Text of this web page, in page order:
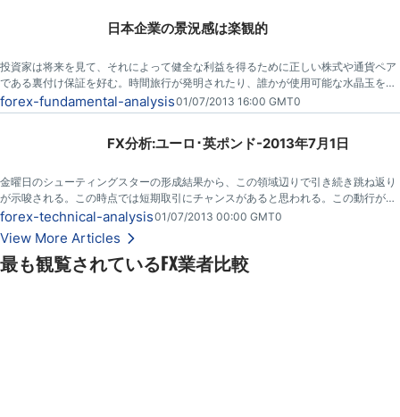
最も観覧されているFX業者比較
日本企業の景況感は楽観的
投資家は将来を見て、それによって健全な利益を得るために正しい株式や通貨ペア
である裏付け保証を好む。時間旅行が発明されたり、誰かが使用可能な水晶玉を考
え出すまで、目先の広いストロークの感覚を得るための自由で最高のツールはビジ
ネス意見の調査である。
forex-fundamental-analysis01/07/2013 16:00 GMT0
FX分析:ユーロ･英ポンド-2013年7月1日
金曜日のシューティングスターの形成結果から、この領域辺りで引き続き跳ね返り
が示唆される。この時点では短期取引にチャンスがあると思われる。この動行がは
るか0.8480水準以下に下がる事を期待するが、跳ね返りで60 pipそこらの利益とし
て短期取引には優れている。
forex-technical-analysis01/07/2013 00:00 GMT0
View More Articles